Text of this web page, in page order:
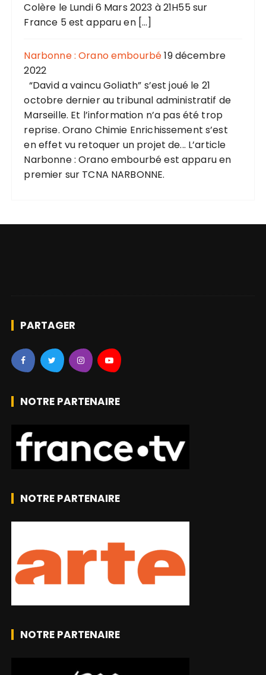
Colère le Lundi 6 Mars 2023 à 21H55 sur
France 5 est apparu en […]
Narbonne : Orano embourbé19 décembre
2022
“David a vaincu Goliath” s’est joué le 21
octobre dernier au tribunal administratif de
Marseille. Et l’information n’a pas été trop
reprise. Orano Chimie Enrichissement s’est
en effet vu retoquer un projet de... L’article
Narbonne : Orano embourbé est apparu en
premier sur TCNA NARBONNE.
PARTAGER
NOTRE PARTENAIRE
NOTRE PARTENAIRE
NOTRE PARTENAIRE